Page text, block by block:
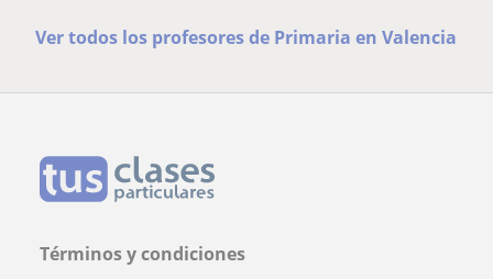
Ver todos los profesores de Primaria en Valencia
Términos y condiciones